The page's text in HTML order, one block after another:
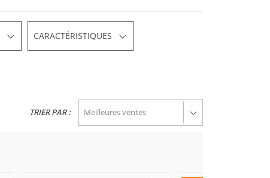
CARACTÉRISTIQUES
TRIER PAR :